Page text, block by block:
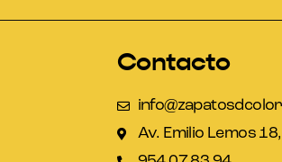
Contacto
Av. Emilio Lemos